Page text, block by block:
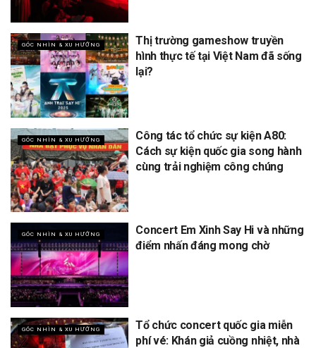
GÓC NHÌN & XU HƯỚNG
Thị trường gameshow truyền
hình thực tế tại Việt Nam đã sống
lại?
GÓC NHÌN & XU HƯỚNG
Công tác tổ chức sự kiện A80:
Cách sự kiện quốc gia song hành
cùng trải nghiệm công chúng
GÓC NHÌN & XU HƯỚNG
Concert Em Xinh Say Hi và những
điểm nhấn đáng mong chờ
GÓC NHÌN & XU HƯỚNG
Tổ chức concert quốc gia miễn
phí vé: Khán giả cuồng nhiệt, nhà